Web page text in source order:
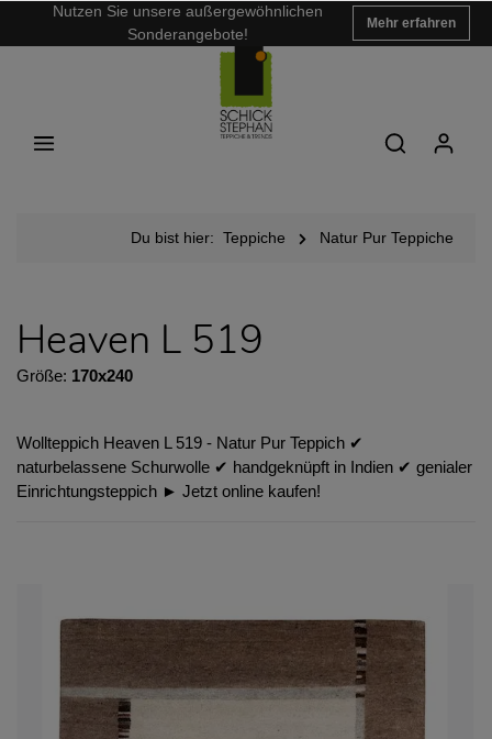
Nutzen Sie unsere außergewöhnlichen
Sonderangebote!
Mehr erfahren
Du bist hier: Teppiche Natur Pur Teppiche
Heaven L 519
Größe: 170x240
Wollteppich Heaven L 519 - Natur Pur Teppich ✔︎
naturbelassene Schurwolle ✔︎ handgeknüpft in Indien ✔︎ genialer
Einrichtungsteppich ► Jetzt online kaufen!